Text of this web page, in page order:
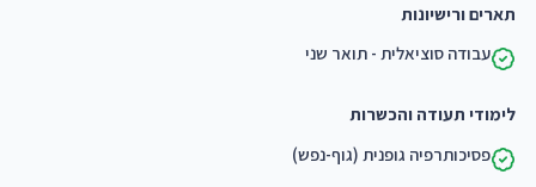
תארים ורישיונות
עבודה סוציאלית - תואר שני
לימודי תעודה והכשרות
פסיכותרפיה גופנית (גוף-נפש)